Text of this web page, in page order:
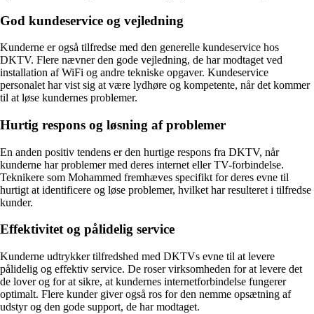
God kundeservice og vejledning
Kunderne er også tilfredse med den generelle kundeservice hos
DKTV. Flere nævner den gode vejledning, de har modtaget ved
installation af WiFi og andre tekniske opgaver. Kundeservice
personalet har vist sig at være lydhøre og kompetente, når det kommer
til at løse kundernes problemer.
Hurtig respons og løsning af problemer
En anden positiv tendens er den hurtige respons fra DKTV, når
kunderne har problemer med deres internet eller TV-forbindelse.
Teknikere som Mohammed fremhæves specifikt for deres evne til
hurtigt at identificere og løse problemer, hvilket har resulteret i tilfredse
kunder.
Effektivitet og pålidelig service
Kunderne udtrykker tilfredshed med DKTVs evne til at levere
pålidelig og effektiv service. De roser virksomheden for at levere det
de lover og for at sikre, at kundernes internetforbindelse fungerer
optimalt. Flere kunder giver også ros for den nemme opsætning af
udstyr og den gode support, de har modtaget.